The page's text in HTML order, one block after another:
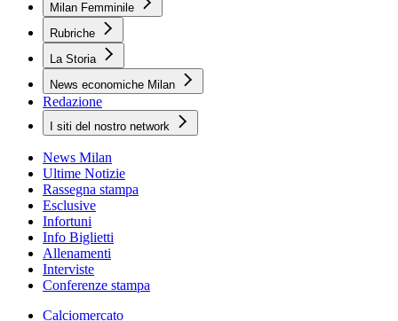
Milan Femminile
Rubriche
La Storia
News economiche Milan
Redazione
I siti del nostro network
News Milan
Ultime Notizie
Rassegna stampa
Esclusive
Infortuni
Info Biglietti
Allenamenti
Interviste
Conferenze stampa
Calciomercato